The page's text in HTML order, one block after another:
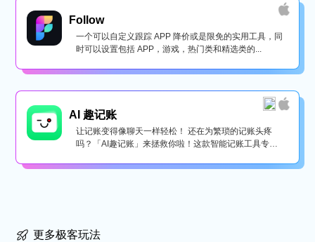
Follow
一个可以自定义跟踪 APP 降价或是限免的实用工具，同
时可以设置包括 APP，游戏，热门类和精选类的...
AI 趣记账
让记账变得像聊天一样轻松！ 还在为繁琐的记账头疼
吗？「AI趣记账」来拯救你啦！这款智能记账工具专为
更多极客玩法